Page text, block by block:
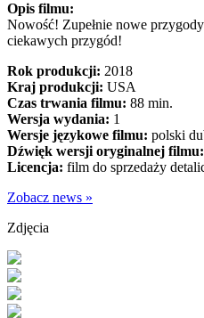
Opis filmu:
Nowość! Zupełnie nowe
ciekawych przygód!
Rok produkcji: 2018
Kraj produkcji: USA
Czas trwania filmu: 88 min.
Wersja wydania: 1
Wersje językowe filmu: polski
Dźwięk wersji oryginalnej filmu:
Licencja: film do sprzedaży
Zobacz news »
Zdjęcia